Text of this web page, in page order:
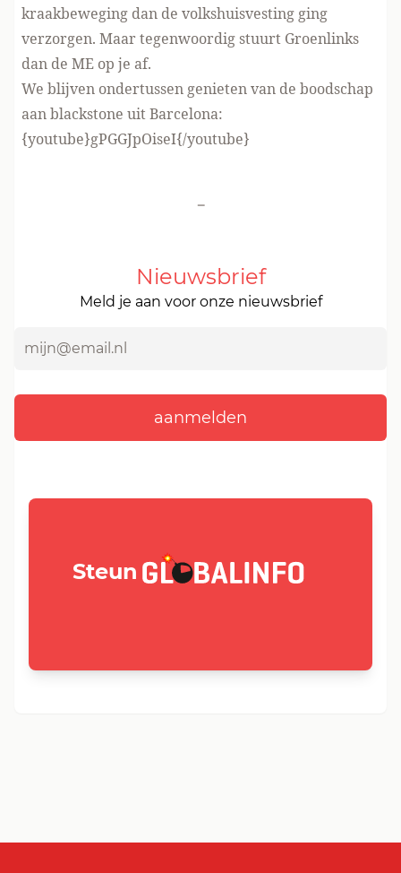
kraakbeweging dan de volkshuisvesting ging
verzorgen. Maar tegenwoordig stuurt Groenlinks
dan de ME op je af.
We blijven ondertussen genieten van de boodschap
aan blackstone uit Barcelona:
{youtube}gPGGJpOiseI{/youtube}
-
Nieuwsbrief
Meld je aan voor onze nieuwsbrief
Steun GLOBALINFO.nl